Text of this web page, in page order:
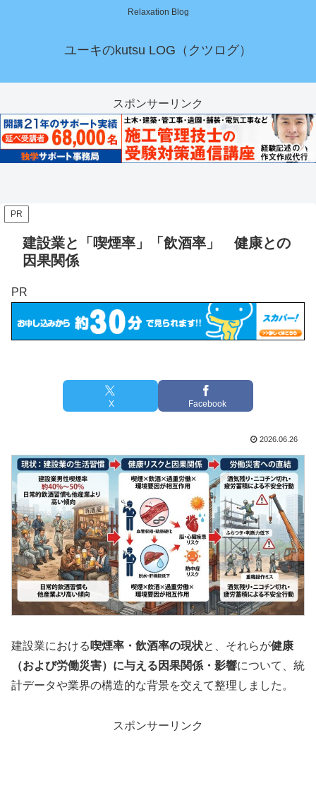
Relaxation Blog
ユーキのkutsu LOG（クツログ）
スポンサーリンク
PR
建設業と「喫煙率」「飲酒率」 健康との
因果関係
PR
X Facebook
2026.06.26
建設業における 喫煙率・飲酒率の現状と、それらが健康
（および労働災害）に与える因果関係・影響について、統
計データや業界の構造的な背景を交えて整理しました。
スポンサーリンク